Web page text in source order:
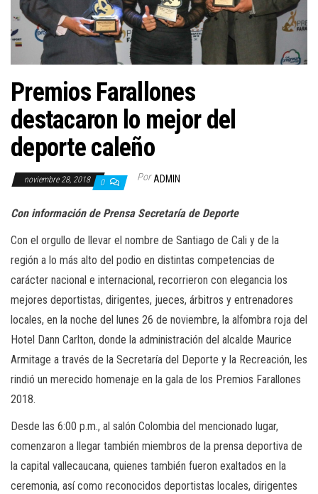
c
ó
Premios Farallones
destacaron lo mejor del
deporte caleño
noviembre 28, 2018 0 Por ADMIN
Con información de Prensa Secretaría de Deporte
Con el orgullo de llevar el nombre de Santiago de Cali y de la
región a lo más alto del podio en distintas competencias de
carácter nacional e internacional, recorrieron con elegancia los
mejores deportistas, dirigentes, jueces, árbitros y entrenadores
locales, en la noche del lunes 26 de noviembre, la alfombra roja del
Hotel Dann Carlton, donde la administración del alcalde Maurice
Armitage a través de la Secretaría del Deporte y la Recreación, les
rindió un merecido homenaje en la gala de los Premios Farallones
2018.
Desde las 6:00 p.m., al salón Colombia del mencionado lugar,
comenzaron a llegar también miembros de la prensa deportiva de
la capital vallecaucana, quienes también fueron exaltados en la
ceremonia, así como reconocidos deportistas locales, dirigentes